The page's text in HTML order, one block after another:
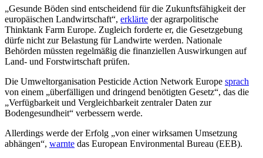
„Gesunde Böden sind entscheidend für die Zukunftsfähigkeit der
europäischen Landwirtschaft“, erklärte der agrarpolitische
Thinktank Farm Europe. Zugleich forderte er, die Gesetzgebung
dürfe nicht zur Belastung für Landwirte werden. Nationale
Behörden müssten regelmäßig die finanziellen Auswirkungen auf
Land- und Forstwirtschaft prüfen.
Die Umweltorganisation Pesticide Action Network Europe sprach
von einem „überfälligen und dringend benötigten Gesetz“, das die
„Verfügbarkeit und Vergleichbarkeit zentraler Daten zur
Bodengesundheit“ verbessern werde.
Allerdings werde der Erfolg „von einer wirksamen Umsetzung
abhängen“, warnte das European Environmental Bureau (EEB).